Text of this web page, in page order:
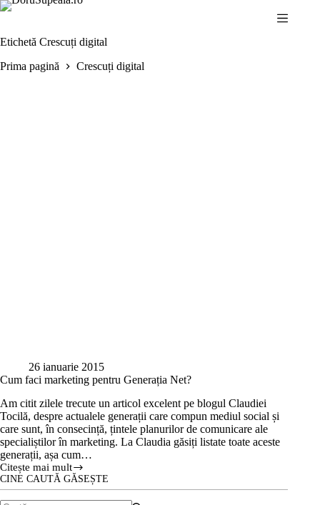
Sari
Etichetă Crescuți digital
Prima pagină Crescuți digital
26 ianuarie 2015
Cum faci marketing pentru Generația Net?
Am citit zilele trecute un articol excelent pe blogul Claudiei
Tocilă, despre actualele generații care compun mediul social și
care sunt, în consecință, țintele planurilor de comunicare ale
specialiștilor în marketing. La Claudia găsiți listate toate aceste
generații, așa cum…
Citește mai mult
Cum
faci
CINE CAUTĂ GĂSEȘTE